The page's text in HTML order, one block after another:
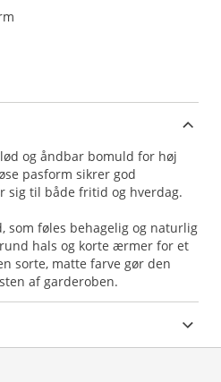
og åndbar bomuld for høj
pasform sikrer god
sig til både fritid og hverdag.
som føles behagelig og naturlig
hals og korte ærmer for et
sorte, matte farve gør den
af garderoben.